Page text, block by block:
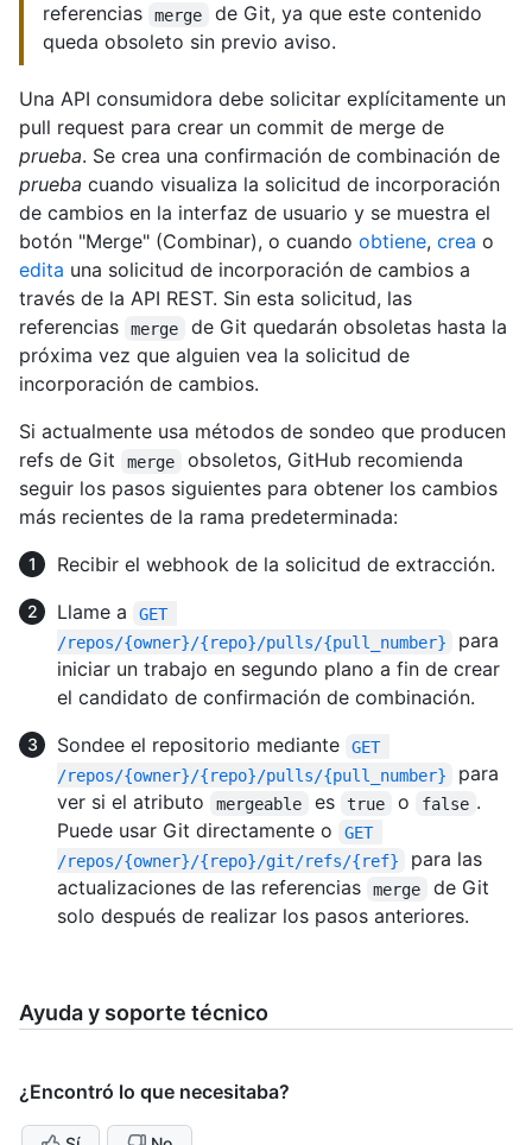
referencias
merge
de Git, ya que este contenido
queda obsoleto sin previo aviso.
Una API consumidora debe solicitar explícitamente un
pull request para crear un commit de merge de
prueba. Se crea una confirmación de combinación de
prueba cuando visualiza la solicitud de incorporación
de cambios en la interfaz de usuario y se muestra el
botón "Merge" (Combinar), o cuando obtiene, crea o
edita una solicitud de incorporación de cambios a
través de la API REST. Sin esta solicitud, las
referencias
merge
de Git quedarán obsoletas hasta la
próxima vez que alguien vea la solicitud de
incorporación de cambios.
Si actualmente usa métodos de sondeo que producen
refs de Git
merge
obsoletos, GitHub recomienda
seguir los pasos siguientes para obtener los cambios
más recientes de la rama predeterminada:
Recibir el webhook de la solicitud de extracción.
Llame a
GET
/repos/{owner}/{repo}/pulls/{pull_number}
para
iniciar un trabajo en segundo plano a fin de crear
el candidato de confirmación de combinación.
Sondee el repositorio mediante
GET
/repos/{owner}/{repo}/pulls/{pull_number}
para
ver si el atributo
mergeable es true o false .
Puede usar Git directamente o
GET
/repos/{owner}/{repo}/git/refs/{ref}
para las
actualizaciones de las referencias
merge
de Git
solo después de realizar los pasos anteriores.
Ayuda y soporte técnico
¿Encontró lo que necesitaba?